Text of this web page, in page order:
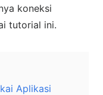
koneksi
tutorial ini.
Aplikasi